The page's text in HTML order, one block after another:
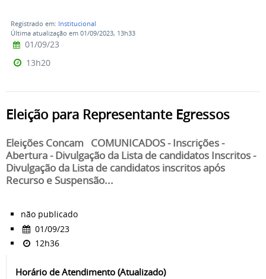
Registrado em: Institucional
Última atualização em 01/09/2023, 13h33
01/09/23
13h20
Eleição para Representante Egressos
Eleições Concam COMUNICADOS - Inscrições -
Abertura - Divulgação da Lista de candidatos Inscritos -
Divulgação da Lista de candidatos inscritos após
Recurso e Suspensão...
não publicado
01/09/23
12h36
Horário de Atendimento (Atualizado)